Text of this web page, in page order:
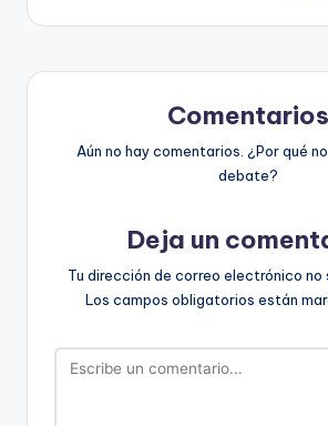
Comentarios
Aún no hay comentarios. ¿Por qué
debate?
Deja un
Tu dirección de correo electrónico no
Los campos obligatorios están